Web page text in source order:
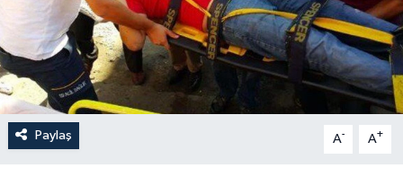
Paylaş A- A+
Tarım
Turizm
Yaşam
Yerel Yönetimler